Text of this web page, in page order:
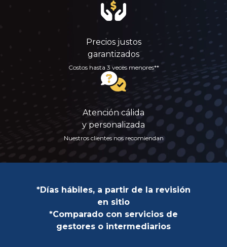
Precios justos
garantizados
Costos hasta 3 veces menores**
Atención cálida
y personalizada
Nuestros clientes nos recomiendan
*Días hábiles, a partir de la revisión
en sitio
*Comparado con servicios de
gestores o intermediarios